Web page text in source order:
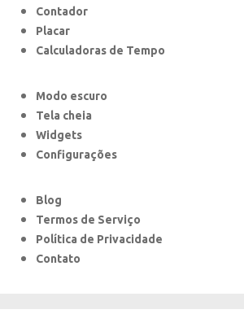
Contador
Placar
Calculadoras de Tempo
Modo escuro
Tela cheia
Widgets
Configurações
Blog
Termos de Serviço
Política de Privacidade
Contato